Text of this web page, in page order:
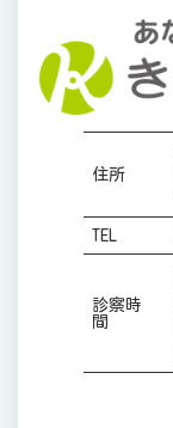
住所
TEL
診察時
間